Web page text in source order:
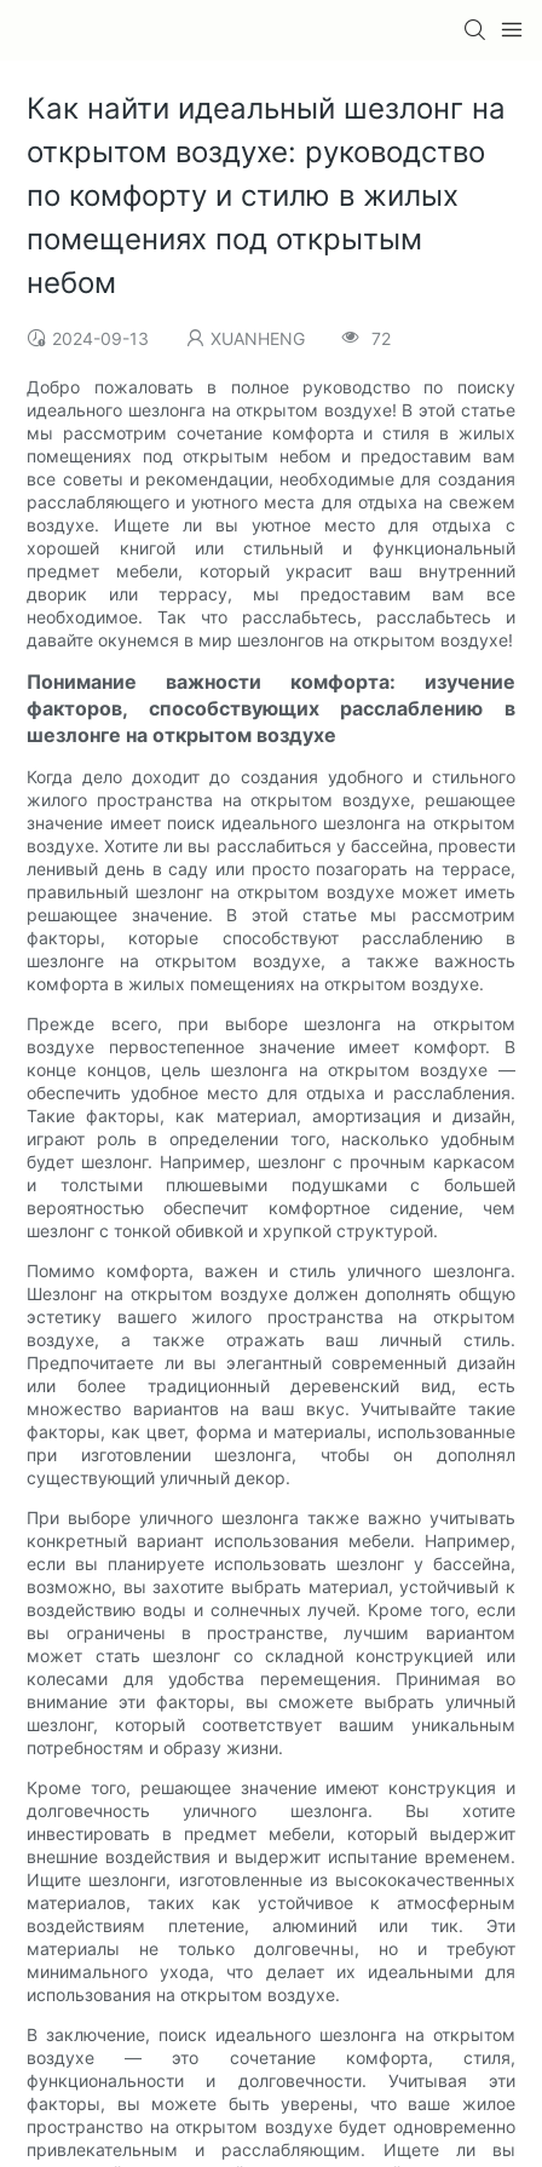
Как найти идеальный шезлонг на
открытом воздухе: руководство
по комфорту и стилю в жилых
помещениях под открытым
небом
2024-09-13 XUANHENG 72
Добро пожаловать в полное руководство по поиску
идеального шезлонга на открытом воздухе! В этой статье
мы рассмотрим сочетание комфорта и стиля в жилых
помещениях под открытым небом и предоставим вам
все советы и рекомендации, необходимые для создания
расслабляющего и уютного места для отдыха на свежем
воздухе. Ищете ли вы уютное место для отдыха с
хорошей книгой или стильный и функциональный
предмет мебели, который украсит ваш внутренний
дворик или террасу, мы предоставим вам все
необходимое. Так что расслабьтесь, расслабьтесь и
давайте окунемся в мир шезлонгов на открытом воздухе!
Понимание важности комфорта: изучение
факторов, способствующих расслаблению в
шезлонге на открытом воздухе
Когда дело доходит до создания удобного и стильного
жилого пространства на открытом воздухе, решающее
значение имеет поиск идеального шезлонга на открытом
воздухе. Хотите ли вы расслабиться у бассейна, провести
ленивый день в саду или просто позагорать на террасе,
правильный шезлонг на открытом воздухе может иметь
решающее значение. В этой статье мы рассмотрим
факторы, которые способствуют расслаблению в
шезлонге на открытом воздухе, а также важность
комфорта в жилых помещениях на открытом воздухе.
Прежде всего, при выборе шезлонга на открытом
воздухе первостепенное значение имеет комфорт. В
конце концов, цель шезлонга на открытом воздухе —
обеспечить удобное место для отдыха и расслабления.
Такие факторы, как материал, амортизация и дизайн,
играют роль в определении того, насколько удобным
будет шезлонг. Например, шезлонг с прочным каркасом
и толстыми плюшевыми подушками с большей
вероятностью обеспечит комфортное сидение, чем
шезлонг с тонкой обивкой и хрупкой структурой.
Помимо комфорта, важен и стиль уличного шезлонга.
Шезлонг на открытом воздухе должен дополнять общую
эстетику вашего жилого пространства на открытом
воздухе, а также отражать ваш личный стиль.
Предпочитаете ли вы элегантный современный дизайн
или более традиционный деревенский вид, есть
множество вариантов на ваш вкус. Учитывайте такие
факторы, как цвет, форма и материалы, использованные
при изготовлении шезлонга, чтобы он дополнял
существующий уличный декор.
При выборе уличного шезлонга также важно учитывать
конкретный вариант использования мебели. Например,
если вы планируете использовать шезлонг у бассейна,
возможно, вы захотите выбрать материал, устойчивый к
воздействию воды и солнечных лучей. Кроме того, если
вы ограничены в пространстве, лучшим вариантом
может стать шезлонг со складной конструкцией или
колесами для удобства перемещения. Принимая во
внимание эти факторы, вы сможете выбрать уличный
шезлонг, который соответствует вашим уникальным
потребностям и образу жизни.
Кроме того, решающее значение имеют конструкция и
долговечность уличного шезлонга. Вы хотите
инвестировать в предмет мебели, который выдержит
внешние воздействия и выдержит испытание временем.
Ищите шезлонги, изготовленные из высококачественных
материалов, таких как устойчивое к атмосферным
воздействиям плетение, алюминий или тик. Эти
материалы не только долговечны, но и требуют
минимального ухода, что делает их идеальными для
использования на открытом воздухе.
В заключение, поиск идеального шезлонга на открытом
воздухе — это сочетание комфорта, стиля,
функциональности и долговечности. Учитывая эти
факторы, вы можете быть уверены, что ваше жилое
пространство на открытом воздухе будет одновременно
привлекательным и расслабляющим. Ищете ли вы